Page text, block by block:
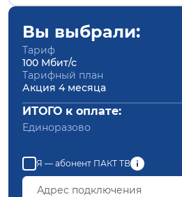
Вы выбрали:
Тариф
100 Мбит/с
Тарифный план
Акция 4 месяца
ИТОГО к оплате:
Единоразово
Я — абонент ПАКТ ТВ